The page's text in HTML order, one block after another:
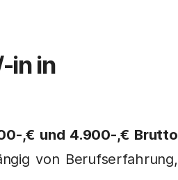
inin
,€ und 4.900-,€ Brutto
von Berufserfahrung,